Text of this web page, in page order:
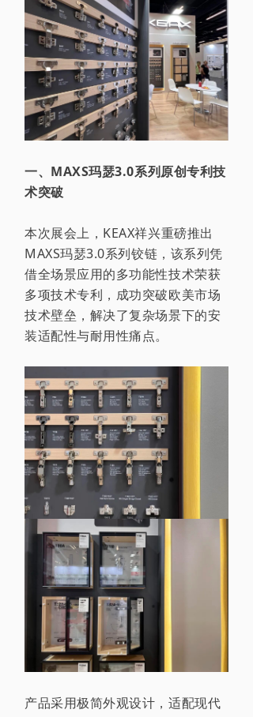
一、 MAXS玛瑟3.0系列原创专利技
术突破
本次展会上，KEAX祥兴重磅推出
MAXS玛瑟3.0系列铰链 ，该系列凭
借全场景应用的多功能性技术荣获
多项技术专利，成功突破欧美市场
技术壁垒，解决了复杂场景下的安
装适配性与耐用性痛点。
产品采用极简外观设计， 适配现代